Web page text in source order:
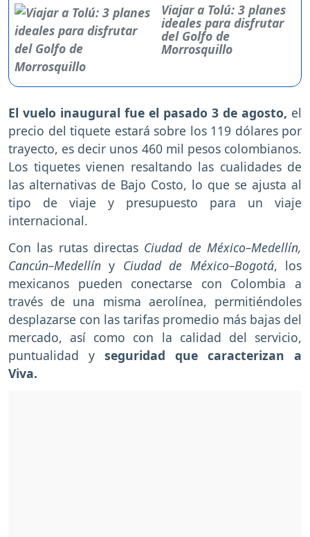
Viajar a Tolú: 3 planes
ideales para disfrutar
del Golfo de
Morrosquillo
El vuelo inaugural fue el pasado 3 de agosto, el
precio del tiquete estará sobre los 119 dólares por
trayecto, es decir unos 460 mil pesos colombianos.
Los tiquetes vienen resaltando las cualidades de
las alternativas de Bajo Costo, lo que se ajusta al
tipo de viaje y presupuesto para un viaje
internacional.
Con las rutas directas Ciudad de México–Medellín,
Cancún–Medellín y Ciudad de México–Bogotá, los
mexicanos pueden conectarse con Colombia a
través de una misma aerolínea, permitiéndoles
desplazarse con las tarifas promedio más bajas del
mercado, así como con la calidad del servicio,
puntualidad y seguridad que caracterizan a
Viva.